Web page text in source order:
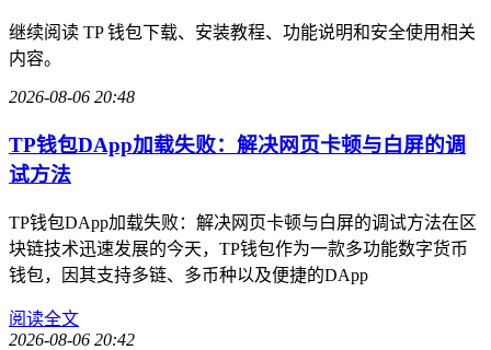
继续阅读 TP 钱包下载、安装教程、功能说明和安全使用相关
内容。
2026-08-06 20:48
TP钱包DApp加载失败：解决网页卡顿与白屏的调
试方法
TP钱包DApp加载失败：解决网页卡顿与白屏的调试方法在区
块链技术迅速发展的今天，TP钱包作为一款多功能数字货币
钱包，因其支持多链、多币种以及便捷的DApp
阅读全文
2026-08-06 20:42